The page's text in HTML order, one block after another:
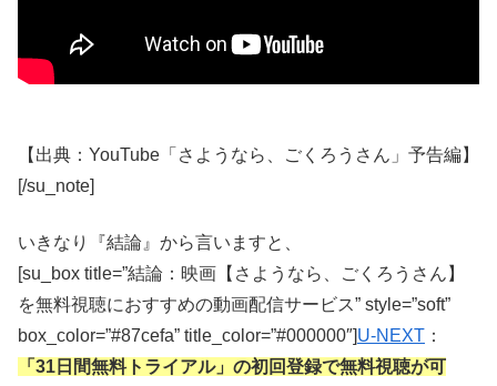
【出典：YouTube「さようなら、ごくろうさん」予告編】
[/su_note]
いきなり『結論』から言いますと、
[su_box title=”結論：映画【さようなら、ごくろうさん】
を無料視聴におすすめの動画配信サービス” style=”soft”
box_color=”#87cefa” title_color=”#000000″]U-NEXT ：
「31日間無料トライアル」の初回登録で無料視聴が可